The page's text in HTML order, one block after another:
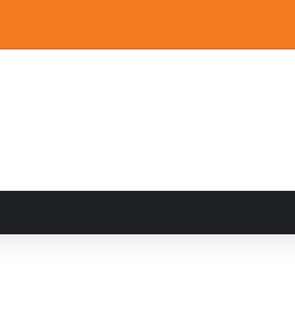
el MUTVI 2026